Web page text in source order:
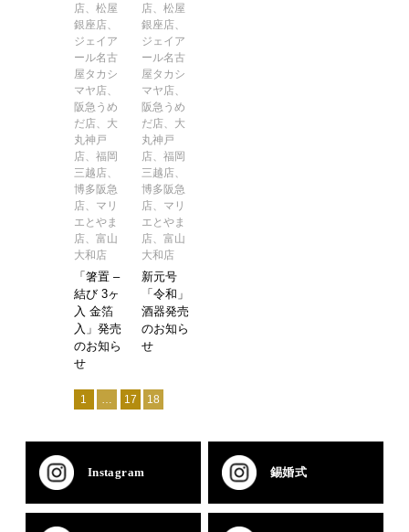
店、松屋
銀座店、
ジェイア
ール名古
屋タカシ
マヤ店、
阪急うめ
だ店、大
丸神戸
店、福岡
三越店、
博多阪急
店、マリ
エとやま
店、富山
大和店
「箸置 –
結び 3ヶ
入 金箔
入」発売
のお知ら
せ
店、松屋
銀座店、
ジェイア
ール名古
屋タカシ
マヤ店、
阪急うめ
だ店、大
丸神戸
店、福岡
三越店、
博多阪急
店、マリ
エとやま
店、富山
大和店
新元号
「令和」
酒器発売
のお知ら
せ
1 … 17 18
Instagram 錫婚式